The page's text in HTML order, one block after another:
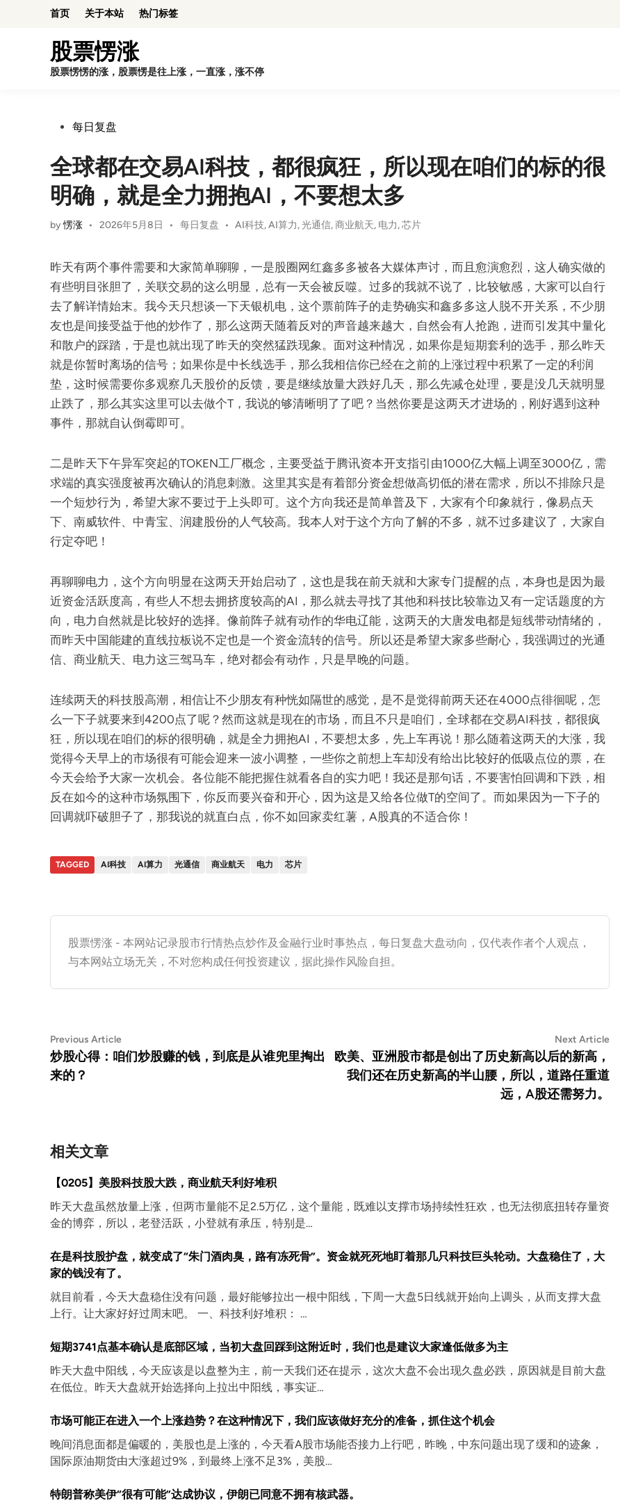
首页 关于本站 热门标签
股票愣涨
股票愣愣的涨，股票愣是往上涨，一直涨，涨不停
Posted每日复盘
全球都在交易AI科技，都很疯狂，所以现在咱们的标的很
明确，就是全力拥抱AI，不要想太多
by愣涨 • 2026年5月8日 •
Posted
每日复盘 • AI科技,AI算力,光通信,商业航天, 电力,芯片
昨天有两个事件需要和大家简单聊聊，一是股圈网红鑫多多被各大媒体声讨，而且愈演愈烈，这人确实做的
有些明目张胆了，关联交易的这么明显，总有一天会被反噬。过多的我就不说了，比较敏感，大家可以自行
去了解详情始末。我今天只想谈一下天银机电，这个票前阵子的走势确实和鑫多多这人脱不开关系，不少朋
友也是间接受益于他的炒作了，那么这两天随着反对的声音越来越大，自然会有人抢跑，进而引发其中量化
和散户的踩踏，于是也就出现了昨天的突然猛跌现象。面对这种情况，如果你是短期套利的选手，那么昨天
就是你暂时离场的信号；如果你是中长线选手，那么我相信你已经在之前的上涨过程中积累了一定的利润
垫，这时候需要你多观察几天股价的反馈，要是继续放量大跌好几天，那么先减仓处理，要是没几天就明显
止跌了，那么其实这里可以去做个T，我说的够清晰明了了吧？当然你要是这两天才进场的，刚好遇到这种
事件，那就自认倒霉即可。
二是昨天下午异军突起的TOKEN工厂概念，主要受益于腾讯资本开支指引由1000亿大幅上调至3000亿，需
求端的真实强度被再次确认的消息刺激。这里其实是有着部分资金想做高切低的潜在需求，所以不排除只是
一个短炒行为，希望大家不要过于上头即可。这个方向我还是简单普及下，大家有个印象就行，像易点天
下、南威软件、中青宝、润建股份的人气较高。我本人对于这个方向了解的不多，就不过多建议了，大家自
行定夺吧！
再聊聊电力，这个方向明显在这两天开始启动了，这也是我在前天就和大家专门提醒的点，本身也是因为最
近资金活跃度高，有些人不想去拥挤度较高的AI，那么就去寻找了其他和科技比较靠边又有一定话题度的方
向，电力自然就是比较好的选择。像前阵子就有动作的华电辽能，这两天的大唐发电都是短线带动情绪的，
而昨天中国能建的直线拉板说不定也是一个资金流转的信号。所以还是希望大家多些耐心，我强调过的光通
信、商业航天、电力这三驾马车，绝对都会有动作，只是早晚的问题。
连续两天的科技股高潮，相信让不少朋友有种恍如隔世的感觉，是不是觉得前两天还在4000点徘徊呢，怎
么一下子就要来到4200点了呢？然而这就是现在的市场，而且不只是咱们，全球都在交易AI科技，都很疯
狂，所以现在咱们的标的很明确，就是全力拥抱AI，不要想太多，先上车再说！那么随着这两天的大涨，我
觉得今天早上的市场很有可能会迎来一波小调整，一些你之前想上车却没有给出比较好的低吸点位的票，在
今天会给予大家一次机会。各位能不能把握住就看各自的实力吧！我还是那句话，不要害怕回调和下跌，相
反在如今的这种市场氛围下，你反而要兴奋和开心，因为这是又给各位做T的空间了。而如果因为一下子的
回调就吓破胆子了，那我说的就直白点，你不如回家卖红薯，A股真的不适合你！
TAGGED AI科技 AI算力 光通信 商业航天 电力 芯片
股票愣涨 - 本网站记录股市行情热点炒作及金融行业时事热点，每日复盘大盘动向，仅代表作者个人观点，
与本网站立场无关，不对您构成任何投资建议，据此操作风险自担。
文
章
导
Previous ArticlePrevious
article:
炒股心得：咱们炒股赚的钱，到底是从谁兜里掏出
来的？
Next Article
欧美、亚洲股市都是创出了历史新高以后的新高，
我们还在历史新高的半山腰，所以，道路任重道
远，A股还需努力。
相关文章
【0205】美股科技股大跌，商业航天利好堆积
昨天大盘虽然放量上涨，但两市量能不足2.5万亿，这个量能，既难以支撑市场持续性狂欢，也无法彻底扭转存量资
金的博弈，所以，老登活跃，小登就有承压，特别是…
在是科技股护盘，就变成了“朱门酒肉臭，路有冻死骨”。资金就死死地盯着那几只科技巨头轮动。大盘稳住了，大
家的钱没有了。
就目前看，今天大盘稳住没有问题，最好能够拉出一根中阳线，下周一大盘5日线就开始向上调头，从而支撑大盘
上行。让大家好好过周末吧。 一、科技利好堆积： …
短期3741点基本确认是底部区域，当初大盘回踩到这附近时，我们也是建议大家逢低做多为主
昨天大盘中阳线，今天应该是以盘整为主，前一天我们还在提示，这次大盘不会出现久盘必跌，原因就是目前大盘
在低位。昨天大盘就开始选择向上拉出中阳线，事实证…
市场可能正在进入一个上涨趋势？在这种情况下，我们应该做好充分的准备，抓住这个机会
晚间消息面都是偏暖的，美股也是上涨的，今天看A股市场能否接力上行吧，昨晚，中东问题出现了缓和的迹象，
国际原油期货由大涨超过9%，到最终上涨不足3%，美股…
特朗普称美伊“很有可能”达成协议，伊朗已同意不拥有核武器。